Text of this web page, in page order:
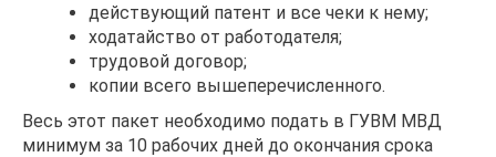
действующий патент и все чеки к нему;
ходатайство от работодателя;
трудовой договор;
копии всего вышеперечисленного.
Весь этот пакет необходимо подать в ГУВМ МВД
минимум за 10 рабочих дней до окончания срока